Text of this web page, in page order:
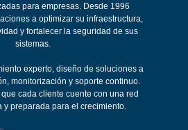
para empresas. Desde 1996
a optimizar su infraestructura,
y fortalecer la seguridad de sus
sistemas.
experto, diseño de soluciones a
monitorización y soporte continuo.
cada cliente cuente con una red
y preparada para el crecimiento.